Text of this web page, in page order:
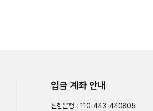
입금 계좌 안내
신한은행 : 110-443-440805